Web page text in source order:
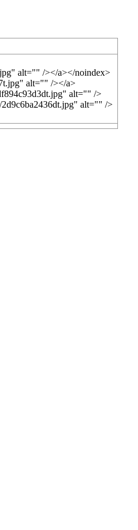
alt="" /></a></noindex>
alt="" /></a>
alt="" />
alt="" />